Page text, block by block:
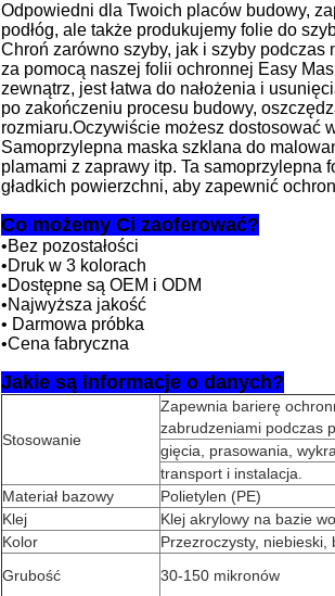
Odpowiedni dla Twoich placów budowy,
podłóg, ale także produkujemy folie do
Chroń zarówno szyby, jak i szyby podczas
za pomocą naszej folii ochronnej Easy
zewnątrz, jest łatwa do nałożenia i
po zakończeniu procesu budowy,
rozmiaru.Oczywiście możesz dostosować
Samoprzylepna maska ​​szklana do
plamami z zaprawy itp. Ta samoprzylepna
gładkich powierzchni, aby zapewnić
Co możemy Ci zaoferować?
•Bez pozostałości
•Druk w 3 kolorach
•Dostępne są OEM i ODM
•Najwyższa jakość
• Darmowa próbka
•Cena fabryczna
Jakie są informacje o danych?
Stosowanie
Zapewnia barierę
zabrudzeniami podczas
gięcia, prasowania,
transport i instalacja.
Materiał bazowy
Polietylen (PE)
Klej
Klej akrylowy na bazie
Kolor
Przezroczysty, niebieski,
Grubość
30-150 mikronów